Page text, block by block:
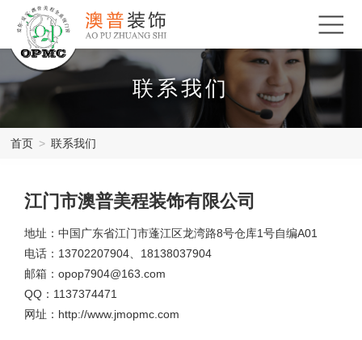
联系我们
首页 > 联系我们
江门市澳普美程装饰有限公司
地址：中国广东省江门市蓬江区龙湾路8号仓库1号自编A01
电话：13702207904、18138037904
邮箱：opop7904@163.com
QQ：1137374471
网址：http://www.jmopmc.com